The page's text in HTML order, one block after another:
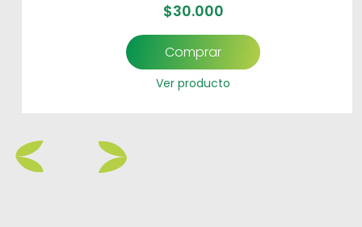
$30.000
Comprar
Ver producto